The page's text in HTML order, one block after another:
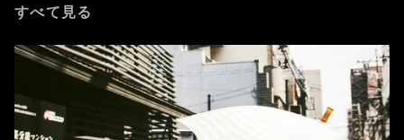
すべて見る